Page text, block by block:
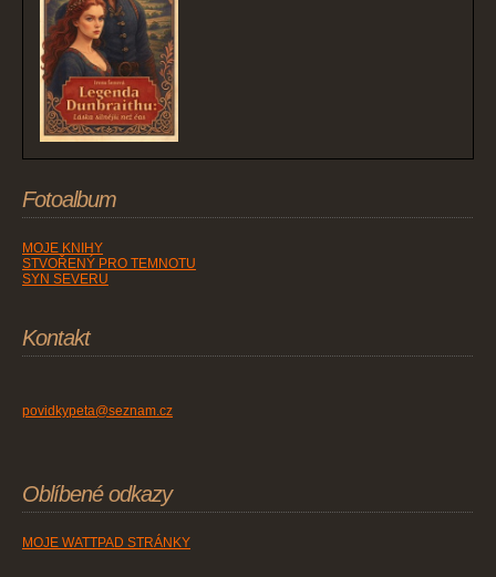
Fotoalbum
MOJE KNIHY
STVOŘENÝ PRO TEMNOTU
SYN SEVERU
Kontakt
povidkypeta@seznam.cz
Oblíbené odkazy
MOJE WATTPAD STRÁNKY